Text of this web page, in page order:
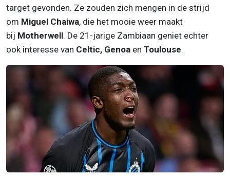
target gevonden. Ze zouden zich mengen in de strijd
om Miguel Chaiwa, die het mooie weer maakt
bij Motherwell. De 21-jarige Zambiaan geniet echter
ook interesse van Celtic, Genoa en Toulouse.